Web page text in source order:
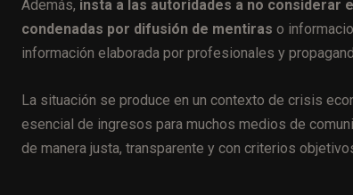
Además, insta a las autoridades a no considerar
condenadas por difusión de mentiras o
información elaborada por profesionales y
La situación se produce en un contexto de crisis
esencial de ingresos para muchos medios de
de manera justa, transparente y con criterios